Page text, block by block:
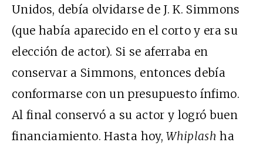
Unidos, debía olvidarse de J. K. Simmons
(que había aparecido en el corto y era su
elección de actor). Si se aferraba en
conservar a Simmons, entonces debía
conformarse con un presupuesto ínfimo.
Al final conservó a su actor y logró buen
financiamiento. Hasta hoy,Whiplash ha